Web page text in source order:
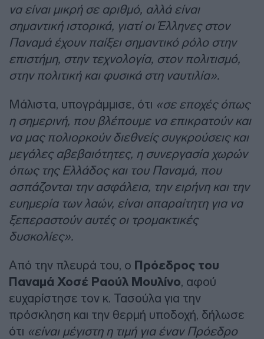
να είναι μικρή σε αριθμό, αλλά είναι
σημαντική ιστορικά, γιατί οι Έλληνες στον
Παναμά έχουν παίξει σημαντικό ρόλο στην
επιστήμη, στην τεχνολογία, στον πολιτισμό,
στην πολιτική και φυσικά στη ναυτιλία».
Μάλιστα, υπογράμμισε, ότι «σε εποχές όπως
η σημερινή, που βλέπουμε να επικρατούν και
να μας πολιορκούν διεθνείς συγκρούσεις και
μεγάλες αβεβαιότητες, η συνεργασία χωρών
όπως της Ελλάδος και του Παναμά, που
ασπάζονται την ασφάλεια, την ειρήνη και την
ευημερία των λαών, είναι απαραίτητη για να
ξεπεραστούν αυτές οι τρομακτικές
δυσκολίες».
Από την πλευρά του, ο Πρόεδρος του
Παναμά Χοσέ Ραούλ Μουλίνο, αφού
ευχαρίστησε τον κ. Τασούλα για την
πρόσκληση και την θερμή υποδοχή, δήλωσε
ότι «είναι μέγιστη η τιμή για έναν Πρόεδρο